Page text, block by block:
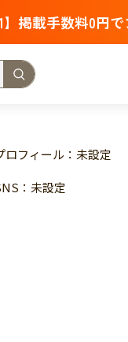
】掲載手数料0円
支援人数が多い
も・教育
ロフィール：未設定
：未設定